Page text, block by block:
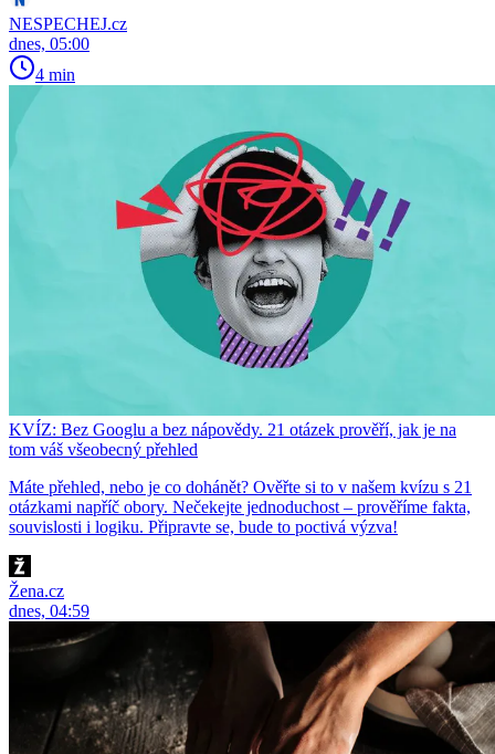
NESPECHEJ.cz
dnes, 05:00
4 min
KVÍZ: Bez Googlu a bez nápovědy. 21 otázek prověří, jak je na
tom váš všeobecný přehled
Máte přehled, nebo je co dohánět? Ověřte si to v našem kvízu s 21
otázkami napříč obory. Nečekejte jednoduchost – prověříme fakta,
souvislosti i logiku. Připravte se, bude to poctivá výzva!
Žena.cz
dnes, 04:59